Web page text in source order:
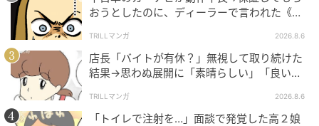
おうとしたのに、ディーラーで言われた《事
TRILLマンガ 2026.8.6
店長「バイトが有休？」無視して取り続けた
結果→思わぬ展開に「素晴らしい」「良いこ
TRILLマンガ 2026.8.6
「トイレで注射を…」面談で発覚した高２娘